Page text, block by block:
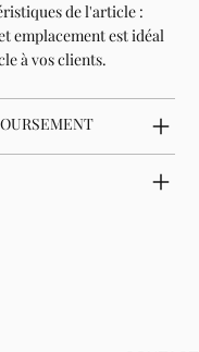
de l'article :
emplacement est idéal
à vos clients.